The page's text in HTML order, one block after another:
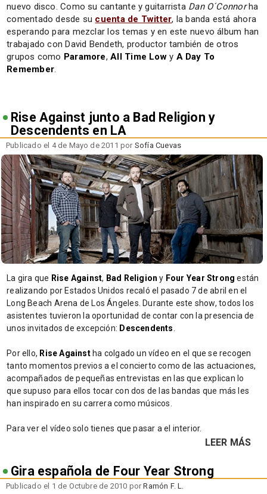
nuevo disco. Como su cantante y guitarrista Dan O´Connorha
comentado desde su cuenta de Twitter, la banda está ahora
esperando para mezclar los temas y en este nuevo álbum han
trabajado con David Bendeth, productor también de otros
grupos como Paramore,All Time Lowy A Day To
Remember.
Rise Against junto a Bad Religion y
Descendents en LA
Publicado el 4 de Mayo de 2011 por Sofía Cuevas
La gira que Rise Against, Bad Religiony Four Year Strongestán
realizando por Estados Unidos recaló el pasado 7 de abril en el
Long Beach Arena de Los Ángeles. Durante este show, todos los
asistentes tuvieron la oportunidad de contar con la presencia de
unos invitados de excepción: Descendents
Por ello, Rise Against ha colgado un vídeo en el que se recogen
tanto momentos previos a el concierto como de las actuaciones,
acompañados de pequeñas entrevistas en las que explican lo
que supuso para ellos tocar con dos de las bandas que más les
han inspirado en su carrera como músicos.
Para ver el vídeo solo tienes que pasar a el interior.
LEER MÁS
Gira española de Four Year Strong
Publicado el 1 de Octubre de 2010 porRamón F. L.